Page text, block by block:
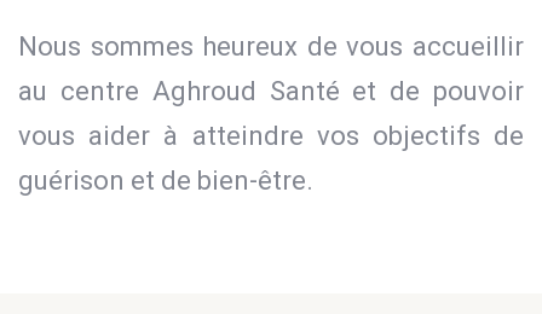
Nous sommes heureux de vous accueillir
au centre Aghroud Santé et de pouvoir
vous aider à atteindre vos objectifs de
guérison et de bien-être.